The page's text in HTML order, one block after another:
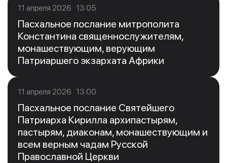
11 апреля 2026 13:05
Пасхальное послание митрополита
Константина священнослужителям,
монашествующим, верующим
Патриаршего экзархата Африки
11 апреля 2026 13:00
Пасхальное послание Святейшего
Патриарха Кирилла архипастырям,
пастырям, диаконам, монашествующим и
всем верным чадам Русской
Православной Церкви